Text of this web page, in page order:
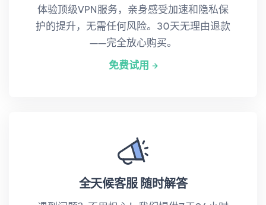
体验顶级VPN服务，亲身感受加速和隐私保
护的提升，无需任何风险。30天无理由退款
——完全放心购买。
免费试用
全天候客服 随时解答